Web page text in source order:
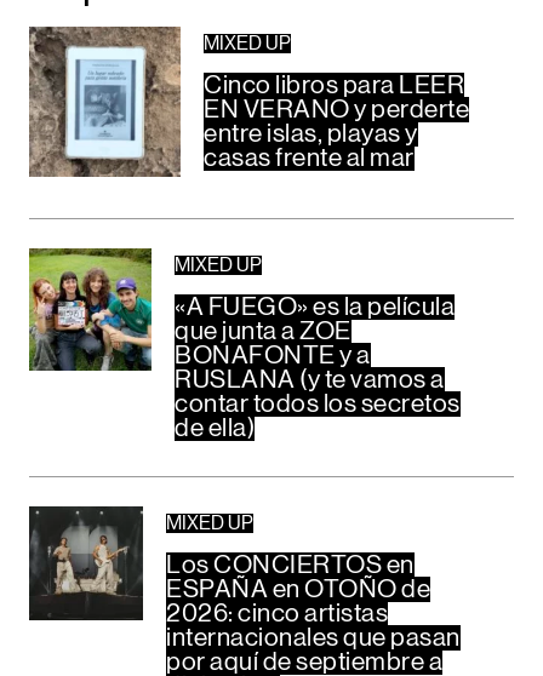
MIXED UP
Cinco libros para LEER
EN VERANO y perderte
entre islas, playas y
casas frente al mar
MIXED UP
«A FUEGO» es la película
que junta a ZOE
BONAFONTE y a
RUSLANA (y te vamos a
contar todos los secretos
de ella)
MIXED UP
Los CONCIERTOS en
ESPAÑA en OTOÑO de
2026: cinco artistas
internacionales que pasan
por aquí de septiembre a